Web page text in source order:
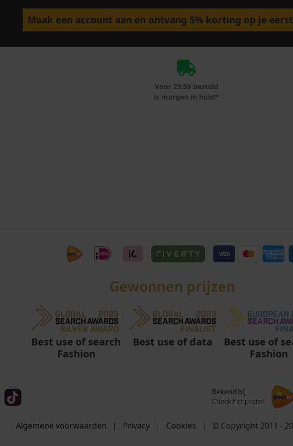
Maak een account aan en ontvang 5% korting op je
Voor 23:59 besteld
is morgen in huis!*
Gewonnen prijzen
Best use of search
Fashion
Best use of data
Best use of
Fashion
Algemene voorwaarden | Privacy | Cookies | © Copyright 2011 -